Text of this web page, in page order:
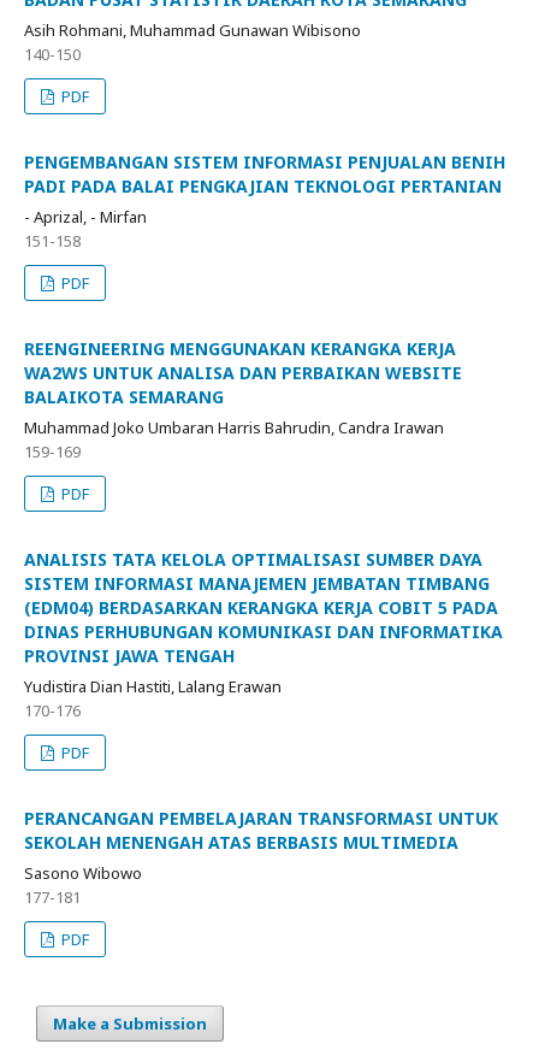
Asih Rohmani, Muhammad Gunawan Wibisono
140-150
PDF
PENGEMBANGAN SISTEM INFORMASI PENJUALAN BENIH
PADI PADA BALAI PENGKAJIAN TEKNOLOGI PERTANIAN
- Aprizal, - Mirfan
151-158
PDF
REENGINEERING MENGGUNAKAN KERANGKA KERJA
WA2WS UNTUK ANALISA DAN PERBAIKAN WEBSITE
BALAIKOTA SEMARANG
Muhammad Joko Umbaran Harris Bahrudin, Candra Irawan
159-169
PDF
ANALISIS TATA KELOLA OPTIMALISASI SUMBER DAYA
SISTEM INFORMASI MANAJEMEN JEMBATAN TIMBANG
(EDM04) BERDASARKAN KERANGKA KERJA COBIT 5 PADA
DINAS PERHUBUNGAN KOMUNIKASI DAN INFORMATIKA
PROVINSI JAWA TENGAH
Yudistira Dian Hastiti, Lalang Erawan
170-176
PDF
PERANCANGAN PEMBELAJARAN TRANSFORMASI UNTUK
SEKOLAH MENENGAH ATAS BERBASIS MULTIMEDIA
Sasono Wibowo
177-181
PDF
Make a Submission